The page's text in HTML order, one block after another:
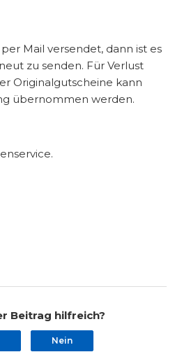
Mail versendet, dann ist es
zu senden. Für Verlust
Originalgutscheine kann
übernommen werden.
Beitrag hilfreich?
Nein